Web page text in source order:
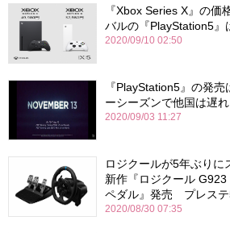
『Xbox Series X』の
バルの『PlayStation5』
2020/09/10 02:50
『PlayStation5』の発
ーシーズンで他国は遅
2020/09/03 11:27
ロジクールが5年ぶりに
新作『ロジクール
ペダル』発売 プレステ
2020/08/30 07:35